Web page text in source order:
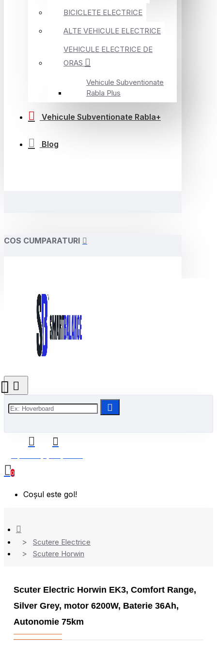
BICICLETE ELECTRICE
ALTE VEHICULE ELECTRICE
VEHICULE ELECTRICE DE
ORAS
Vehicule Subventionate
Rabla Plus
Vehicule Subventionate Rabla+
Blog
COS CUMPARATURI
0
Coșul este gol!
Scutere Electrice
Scutere Horwin
Scuter Electric Horwin EK3, Comfort Range,
Silver Grey, motor 6200W, Baterie 36Ah,
Autonomie 75km